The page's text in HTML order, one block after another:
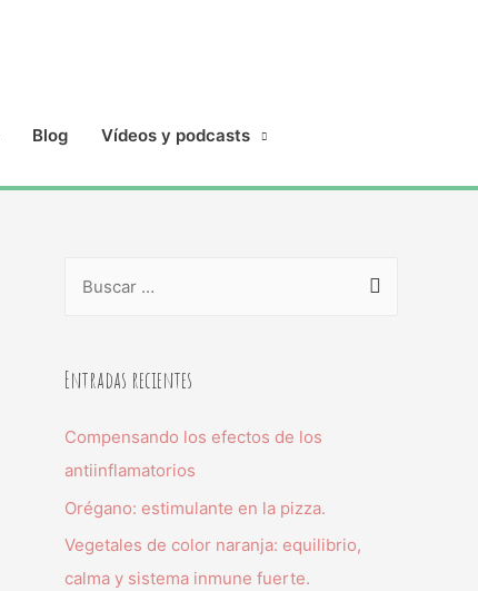
Blog Vídeos y podcasts
Entradas recientes
Compensando los efectos de los
antiinflamatorios
Orégano: estimulante en la pizza.
Vegetales de color naranja: equilibrio,
calma y sistema inmune fuerte.